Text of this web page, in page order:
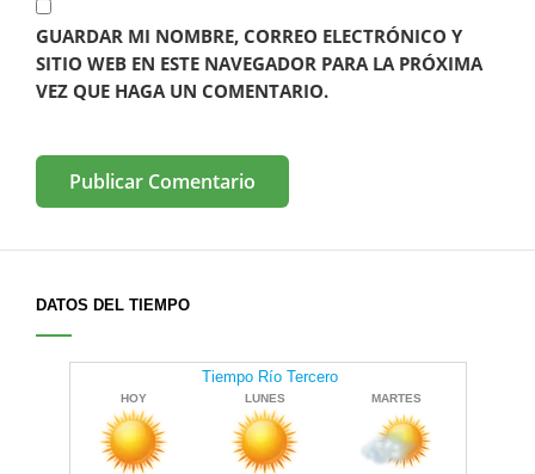
GUARDAR MI NOMBRE, CORREO ELECTRÓNICO Y
SITIO WEB EN ESTE NAVEGADOR PARA LA PRÓXIMA
VEZ QUE HAGA UN COMENTARIO.
DATOS DEL TIEMPO